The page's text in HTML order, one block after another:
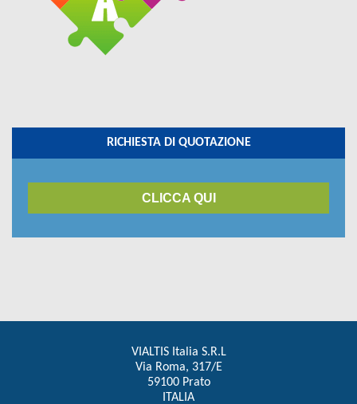
RICHIESTA DI QUOTAZIONE
CLICCA QUI
VIALTIS Italia S.R.L
Via Roma, 317/E
59100 Prato
ITALIA